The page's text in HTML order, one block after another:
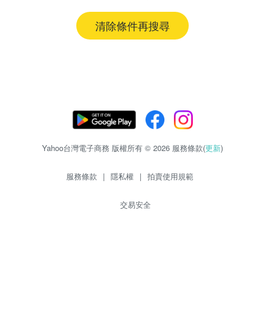
清除條件再搜尋
Yahoo台灣電子商務 版權所有 © 2026 服務條款(更新)
服務條款 | 隱私權 | 拍賣使用規範
交易安全